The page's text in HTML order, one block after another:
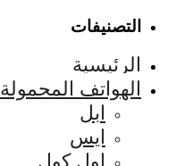
التصنيفات
الرئيسية
الهواتف المحمولة
ابل
ايس
اول كول